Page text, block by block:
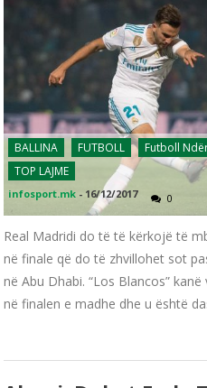
BALLINA FUTBOLL Futboll
TOP LAJME
infosport.mk - 16/12/2017 0
Real Madridi do të të kërkojë të
në finale që do të zhvillohet sot
në Abu Dhabi. “Los Blancos”
në finalen e madhe dhe u është